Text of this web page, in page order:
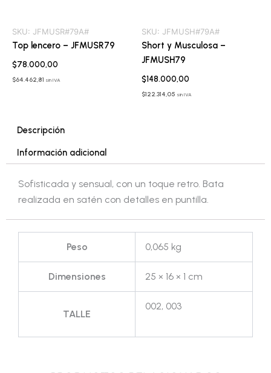
SKU: JFMUSR#79A#
Top lencero – JFMUSR79
$78.000,00
$64.462,81 sin IVA
SKU: JFMUSH#79A#
Short y Musculosa –
JFMUSH79
$148.000,00
$122.314,05 sin IVA
Descripción
Información adicional
Sofisticada y sensual, con un toque retro. Bata
realizada en satén con detalles en puntilla.
Peso 0,065 kg
Dimensiones 25 × 16 × 1 cm
TALLE
002, 003